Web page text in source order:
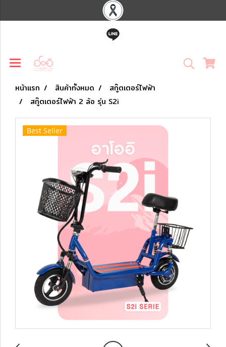
หน้าแรก สินค้าทั้งหมด
สกู๊ตเตอร์ไฟฟ้า
สกู๊ตเตอร์ไฟฟ้า 2 ล้อ รุ่น S2i
Best Seller